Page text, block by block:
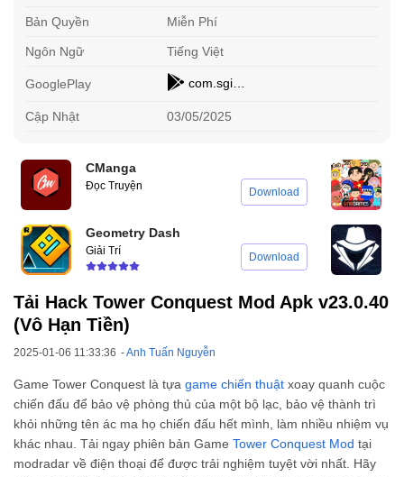
Bản Quyền Miễn Phí
Ngôn Ngữ Tiếng Việt
GooglePlay
Cập Nhật 03/05/2025
CManga
Đọc Truyện Download
Geometry Dash
Giải Trí Download
Tải Hack Tower Conquest Mod Apk v23.0.40
(Vô Hạn Tiền)
2025-01-06 11:33:36 -Anh Tuấn Nguyễn
Game Tower Conquest là tựa game chiến thuật xoay quanh cuộc
chiến đấu để bảo vệ phòng thủ của một bộ lạc, bảo vệ thành trì
khỏi những tên ác ma họ chiến đấu hết mình, làm nhiều nhiệm vụ
khác nhau. Tải ngay phiên bản Game Tower Conquest Mod tại
modradar về điện thoại để được trải nghiệm tuyệt vời nhất. Hãy